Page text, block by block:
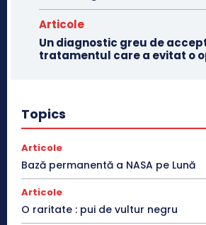
Articole
Un diagnostic greu de
tratamentul care a evitat o
Topics
Articole
Bază permanentă a NASA pe Lună
Articole
O raritate : pui de vultur negru